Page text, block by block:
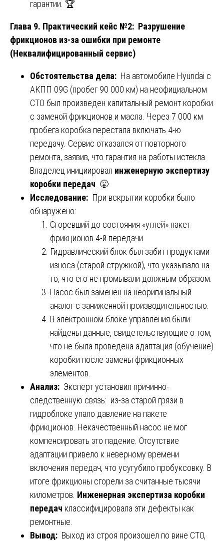
гарантии. 🏆
Глава 9. Практический кейс №2: Разрушение
фрикционов из-за ошибки при ремонте
(Неквалифицированный сервис)
Обстоятельства дела: На автомобиле Hyundai с
АКПП 09G (пробег 90 000 км) на неофициальном
СТО был произведен капитальный ремонт коробки
с заменой фрикционов и масла. Через 7 000 км
пробега коробка перестала включать 4-ю
передачу. Сервис отказался от повторного
ремонта, заявив, что гарантия на работы истекла.
Владелец инициировал инженерную экспертизу
коробки передач . 😤
Исследование: При вскрытии коробки было
обнаружено:
Сгоревший до состояния «углей» пакет
фрикционов 4-й передачи.
Гидравлический блок был забит продуктами
износа (старой стружкой), что указывало на
то, что его не промывали должным образом.
Насос был заменен на неоригинальный
аналог с заниженной производительностью.
В электронном блоке управления были
найдены данные, свидетельствующие о том,
что не была проведена адаптация (обучение)
коробки после замены фрикционных
элементов.
Анализ: Эксперт установил причинно-
следственную связь: из-за старой грязи в
гидроблоке упало давление на пакете
фрикционов. Некачественный насос не мог
компенсировать это падение. Отсутствие
адаптации привело к неверному времени
включения передач, что усугубило пробуксовку. В
итоге фрикционы сгорели за считанные тысячи
километров. Инженерная экспертиза коробки
передач классифицировала эти дефекты как
ремонтные.
Вывод: Выход из строя произошел по вине СТО,